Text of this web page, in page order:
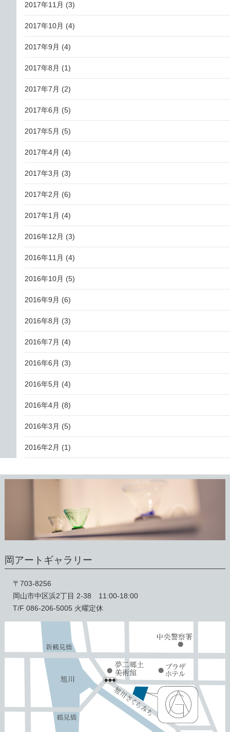
2017年11月 (3)
2017年10月 (4)
2017年9月 (4)
2017年8月 (1)
2017年7月 (2)
2017年6月 (5)
2017年5月 (5)
2017年4月 (4)
2017年3月 (3)
2017年2月 (6)
2017年1月 (4)
2016年12月 (3)
2016年11月 (4)
2016年10月 (5)
2016年9月 (6)
2016年8月 (3)
2016年7月 (4)
2016年6月 (3)
2016年5月 (4)
2016年4月 (8)
2016年3月 (5)
2016年2月 (1)
岡アートギャラリー
〒703-8256
岡山市中区浜2丁目 2-38 11:00-18:00
T/F 086-206-5005 火曜定休